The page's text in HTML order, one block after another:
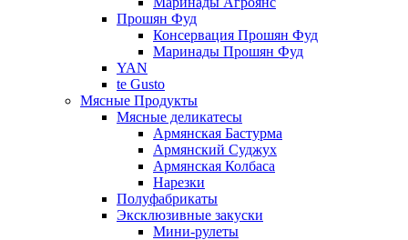
Прошян Фуд
Консервация Прошян Фуд
Маринады Прошян Фуд
YAN
te Gusto
Мясные Продукты
Мясные деликатесы
Армянская Бастурма
Армянский Суджух
Армянская Колбаса
Нарезки
Полуфабрикаты
Эксклюзивные закуски
Мини-рулеты